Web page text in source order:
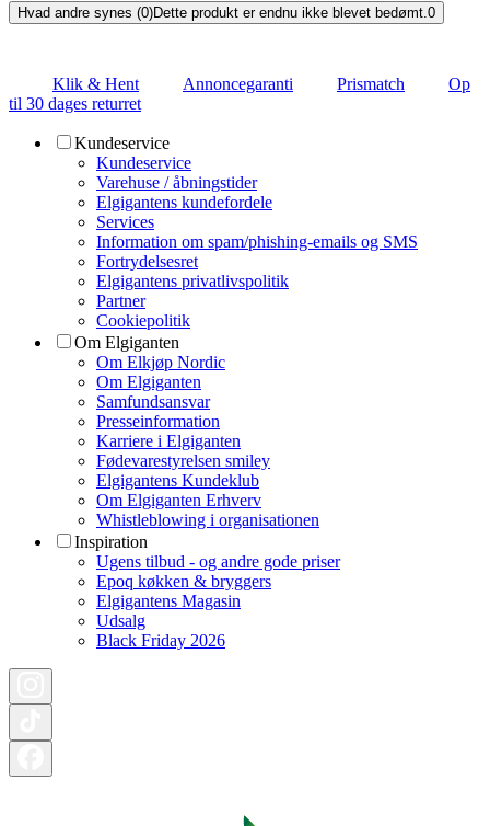
Hvad andre synes (0)Dette produkt er endnu ikke blevet bedømt. 0
Klik & Hent Annoncegaranti Prismatch
Op
til 30 dages returret
Kundeservice
Kundeservice
Varehuse / åbningstider
Elgigantens kundefordele
Services
Information om spam/phishing-emails og SMS
Fortrydelsesret
Elgigantens privatlivspolitik
Partner
Cookiepolitik
Om Elgiganten
Om Elkjøp Nordic
Om Elgiganten
Samfundsansvar
Presseinformation
Karriere i Elgiganten
Fødevarestyrelsen smiley
Elgigantens Kundeklub
Om Elgiganten Erhverv
Whistleblowing i organisationen
Inspiration
Ugens tilbud - og andre gode priser
Epoq køkken & bryggers
Elgigantens Magasin
Udsalg
Black Friday 2026